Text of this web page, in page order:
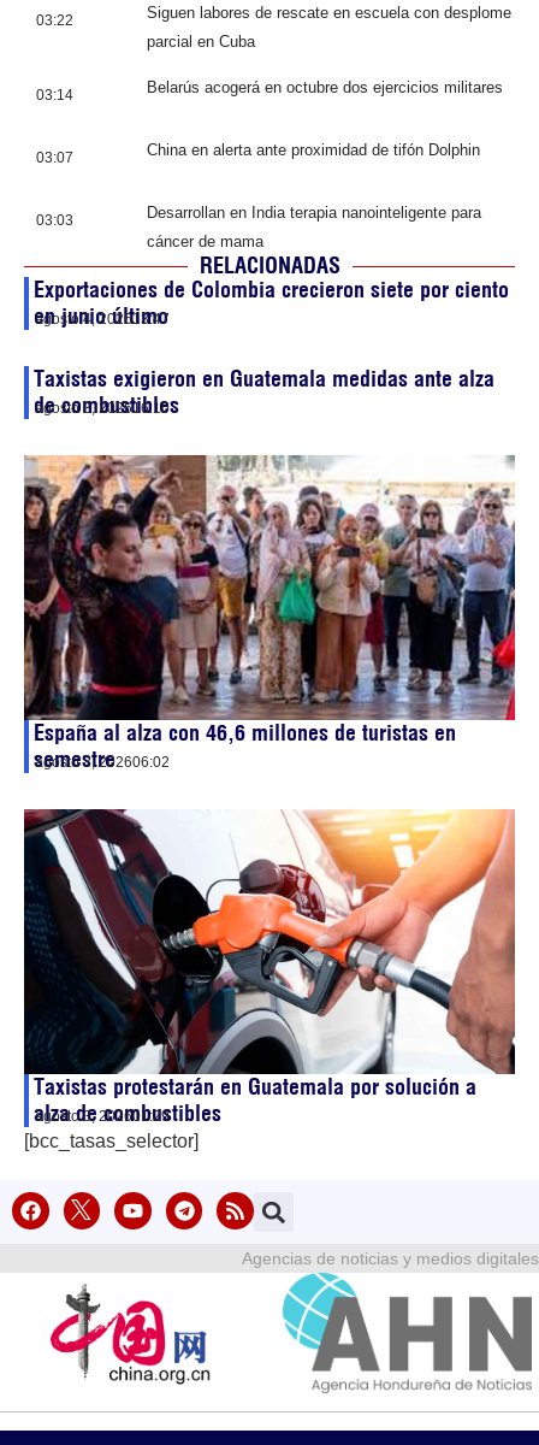
03:22
Siguen labores de rescate en escuela con desplome
parcial en Cuba
03:14 Belarús acogerá en octubre dos ejercicios militares
03:07 China en alerta ante proximidad de tifón Dolphin
03:03
Desarrollan en India terapia nanointeligente para
cáncer de mama
RELACIONADAS
Exportaciones de Colombia crecieron siete por ciento
en junio último
agosto 4, 202613:47
Taxistas exigieron en Guatemala medidas ante alza
de combustibles
agosto 3, 202616:10
España al alza con 46,6 millones de turistas en
semestre
agosto 3, 202606:02
Taxistas protestarán en Guatemala por solución a
alza de combustibles
agosto 3, 202601:29
[bcc_tasas_selector]
Agencias de noticias y medios digitales